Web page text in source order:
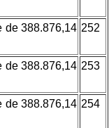
de 388.876,14 252
de 388.876,14 253
de 388.876,14 254